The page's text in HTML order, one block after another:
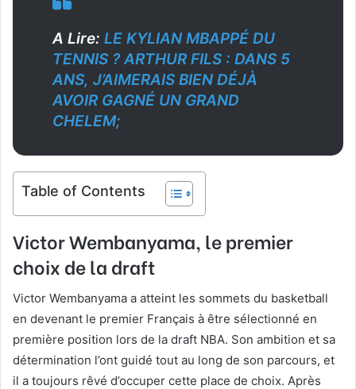
A Lire: LE KYLIAN MBAPPÉ DU
TENNIS ? ARTHUR FILS : DANS 5
ANS, J’AIMERAIS BIEN DÉJÀ
AVOIR GAGNÉ UN GRAND
CHELEM;
Table of Contents
Victor Wembanyama, le premier
choix de la draft
Victor Wembanyama a atteint les sommets du basketball
en devenant le premier Français à être sélectionné en
première position lors de la draft NBA. Son ambition et sa
détermination l’ont guidé tout au long de son parcours, et
il a toujours rêvé d’occuper cette place de choix. Après